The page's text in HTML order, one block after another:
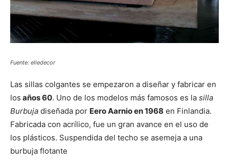
Fuente: elledecor
Las sillas colgantes se empezaron a diseñar y fabricar en
los años 60. Uno de los modelos más famosos es la silla
Burbuja diseñada por Eero Aarnio en 1968 en Finlandia.
Fabricada con acrílico, fue un gran avance en el uso de
los plásticos. Suspendida del techo se asemeja a una
burbuja flotante